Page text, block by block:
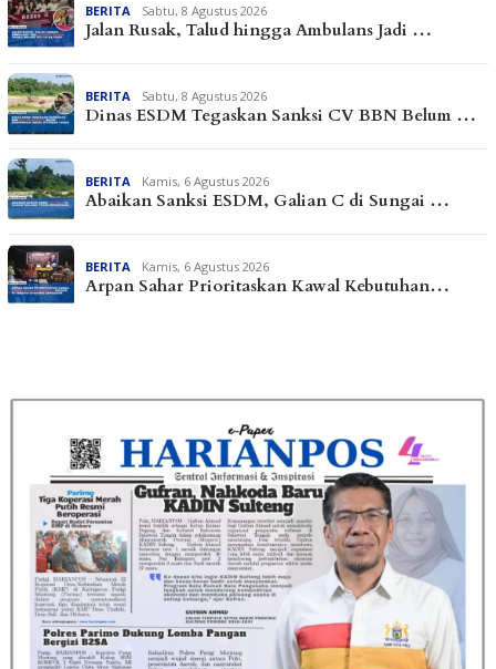
BERITA Sabtu, 8 Agustus 2026
Jalan Rusak, Talud hingga Ambulans Jadi …
BERITA Sabtu, 8 Agustus 2026
Dinas ESDM Tegaskan Sanksi CV BBN Belum …
BERITA Kamis, 6 Agustus 2026
Abaikan Sanksi ESDM, Galian C di Sungai …
BERITA Kamis, 6 Agustus 2026
Arpan Sahar Prioritaskan Kawal Kebutuhan…